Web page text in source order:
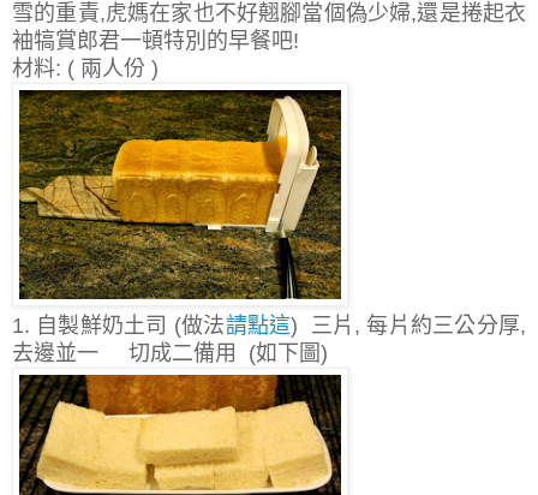
雪的重責,虎媽在家也不好翹腳當個偽少婦,還是捲起衣
袖犒賞郎君一頓特別的早餐吧!
材料: ( 兩人份 )
1. 自製鮮奶土司 (做法請點這) 三片, 每片約三公分厚,
去邊並一 切成二備用 (如下圖)